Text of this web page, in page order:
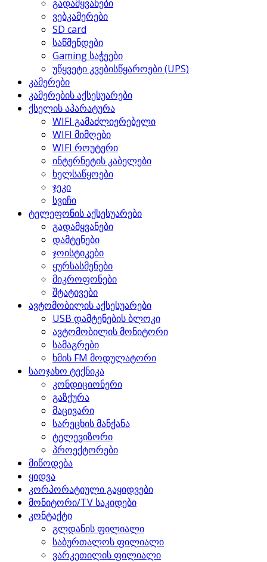
გადამყვანები
ვებკამერები
SD card
საწმენდები
Gaming საჭეები
უწყვეტი კვებისწყაროები (UPS)
კამერები
კამერების აქსესუარები
ქსელის აპარატურა
WIFI გამაძლიერებელი
WIFI მიმღები
WIFI როუტერი
ინტერნეტის კაბელები
ხელსაწყოები
ჯეკი
სვიჩი
ტელეფონის აქსესუარები
გადამყვანები
დამტენები
ჯოისტიკები
ყურსასმენები
მიკროფონები
შტატივები
ავტომობილის აქსესუარები
USB დამტენების ბლოკი
ავტომობილის მონიტორი
სამაგრები
ხმის FM მოდულატორი
საოჯახო ტექნიკა
კონდიციონერი
გაზქურა
მაცივარი
სარეცხის მანქანა
ტელევიზორი
პროექტორები
მიწოდება
ყიდვა
კორპორატიული გაყიდვები
მონიტორი/TV საკიდები
კონტაქტი
გლდანის ფილიალი
საბურთალოს ფილიალი
ვარკეთილის ფილიალი